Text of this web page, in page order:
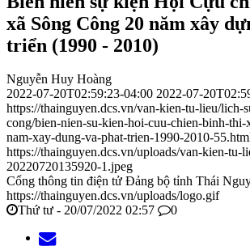
xã Sông Công 20 năm xây
triển (1990 - 2010)
Nguyễn Huy Hoàng
2022-07-20T02:59:23-04:00 2022-07-
https://thainguyen.dcs.vn/van-kien-tu-lieu/lich-
cong/bien-nien-su-kien-hoi-cuu-chien-binh-thi-
nam-xay-dung-va-phat-trien-1990-2010-
https://thainguyen.dcs.vn/uploads/van-kien-tu-
20220720135920-1.jpeg
Cổng thông tin điện tử Đảng bộ tỉnh Thái
https://thainguyen.dcs.vn/uploads/logo.gif
Thứ tư - 20/07/2022 02:57
0